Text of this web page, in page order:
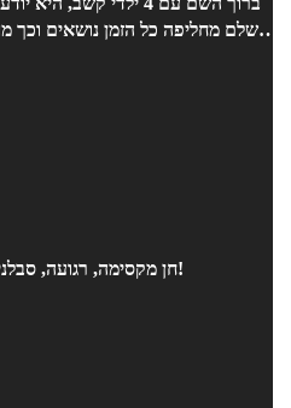
שלם מחליפה כל הזמן נושאים וכך
חן מקסימה, רגועה, סבלנית ומקצועית! תענוג ללמוד איתה!